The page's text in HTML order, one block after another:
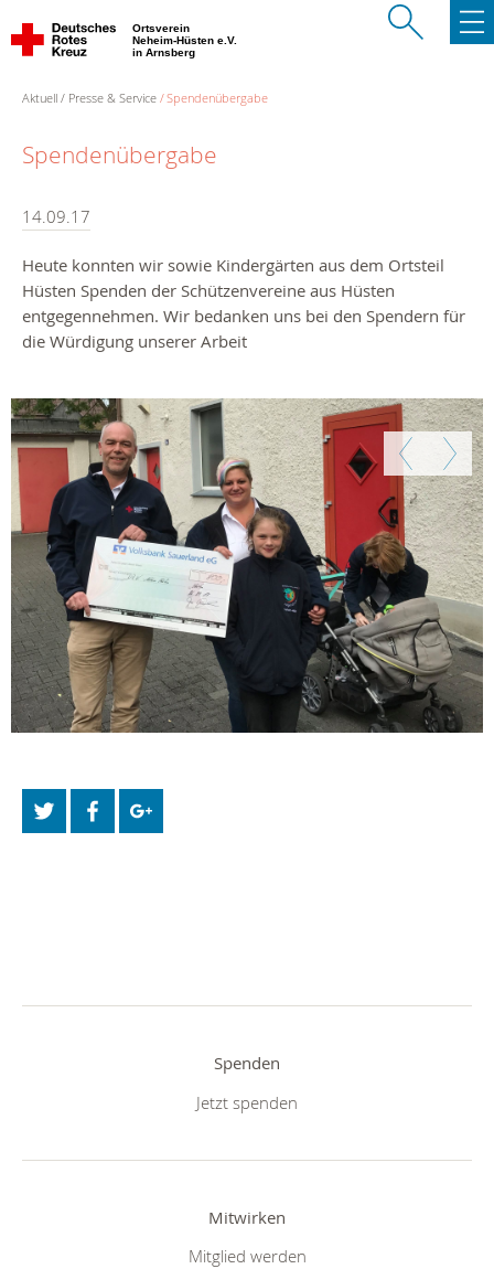
Ortsverein
Neheim-Hüsten e.V.
in Arnsberg
Aktuell Presse & Service Spendenübergabe
Spendenübergabe
14.09.17
Heute konnten wir sowie Kindergärten aus dem Ortsteil
Hüsten Spenden der Schützenvereine aus Hüsten
entgegennehmen. Wir bedanken uns bei den Spendern für
die Würdigung unserer Arbeit
Zurück Weiter
Spenden
Jetzt spenden
Mitwirken
Mitglied werden